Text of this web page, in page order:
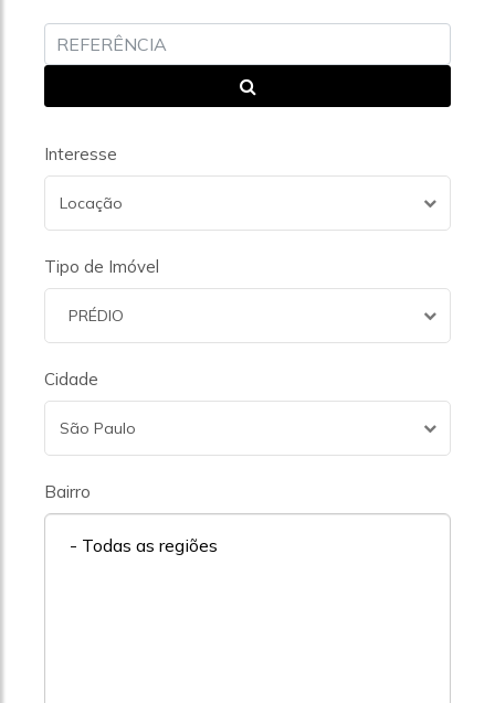
Interesse
Locação
Tipo de Imóvel
PRÉDIO
Cidade
São Paulo
Bairro
- Todas as regiões